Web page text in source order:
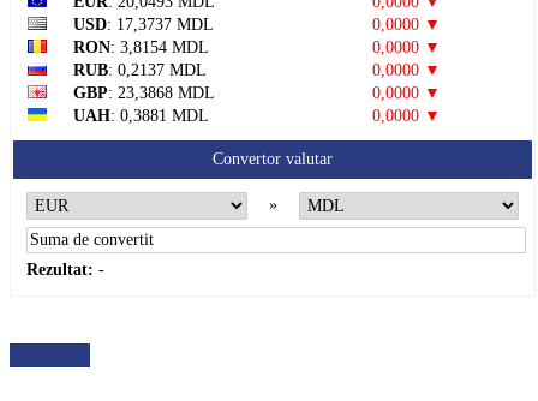
USD: 17,3737 MDL
0,0000 ▼
RON: 3,8154 MDL
0,0000 ▼
RUB: 0,2137 MDL
0,0000 ▼
GBP: 23,3868 MDL
0,0000 ▼
UAH: 0,3881 MDL 0,0000 ▼
Convertor valutar
»
Rezultat: -